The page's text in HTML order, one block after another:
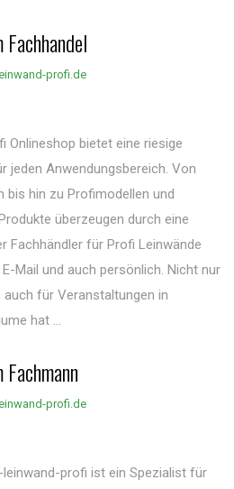
profi.de
Onlineshop bietet eine riesige
jeden Anwendungsbereich. Von
bis hin zu Profimodellen und
überzeugen durch eine
Fachhändler für Profi Leinwände
Mail und auch persönlich. Nicht nur
für Veranstaltungen in
hat ...
profi.de
profi ist ein Spezialist für